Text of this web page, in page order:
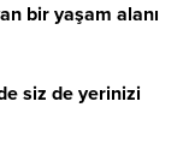
bir yaşam alanı
siz de yerinizi